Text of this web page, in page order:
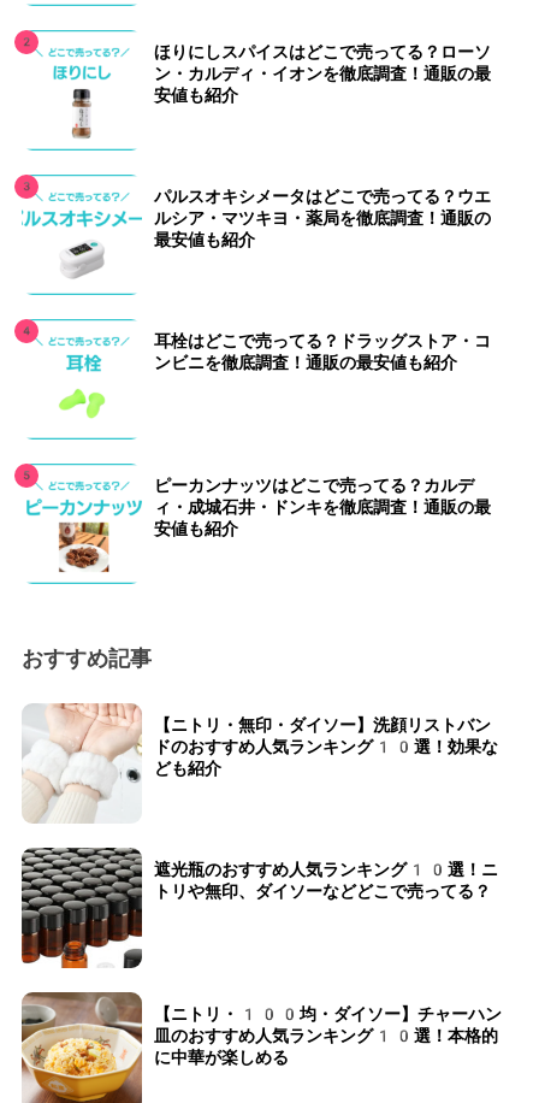
ほりにしスパイスはどこで売ってる？ローソ
ン・カルディ・イオンを徹底調査！通販の最
安値も紹介
パルスオキシメータはどこで売ってる？ウエ
ルシア・マツキヨ・薬局を徹底調査！通販の
最安値も紹介
耳栓はどこで売ってる？ドラッグストア・コ
ンビニを徹底調査！通販の最安値も紹介
ピーカンナッツはどこで売ってる？カルデ
ィ・成城石井・ドンキを徹底調査！通販の最
安値も紹介
おすすめ記事
【ニトリ・無印・ダイソー】洗顔リストバン
ドのおすすめ人気ランキング10選！効果な
ども紹介
遮光瓶のおすすめ人気ランキング10選！ニ
トリや無印、ダイソーなどどこで売ってる？
【ニトリ・100均・ダイソー】チャーハン
皿のおすすめ人気ランキング10選！本格的
に中華が楽しめる